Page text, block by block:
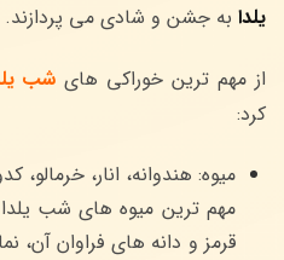
یلدا به جشن و شادی می پردازند.
از مهم ترین خوراکی های شب
کرد:
میوه: هندوانه، انار، خرمالو،
مهم ترین میوه های شب
قرمز و دانه های فراوان آن،